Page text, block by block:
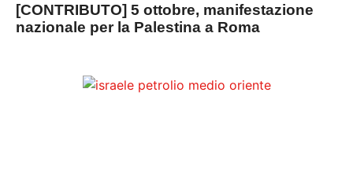
[CONTRIBUTO] 5 ottobre, manifestazione
nazionale per la Palestina a Roma